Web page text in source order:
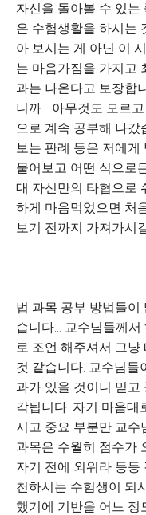
자신을 돌아볼 수 있
은 수험생활을 하시는
아 보시는 게 아닌 이
는 마음가짐을 가지고
과는 나온다고 보장합
니까... 아무것도 모르
으로 계속 공부해 나갔
보는 판례 등은 저에게
물어보고 어떤 식으로
대 자신만의 타협으로
하게 마음먹었으면 처
보기 전까지 가져가시
법 과목 공부 방법들
습니다... 교수님들께
로 조언 해주셔서 그
것 같습니다. 교수님들
과가 있을 것이니 믿고
각됩니다. 자기 마음대
시고 중요 부분만 교수
과목은 수월히 점수가
자기 전에 외워라 등등
천하시는 수험생이 되
했기에 기반을 어느 정